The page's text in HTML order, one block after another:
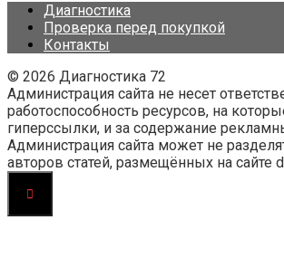
Диагностика
Проверка перед покупкой
Контакты
© 2026 Диагностика 72
Администрация сайта не несет
работоспособность ресурсов, на
гиперссылки, и за содержание
Администрация сайта может не
авторов статей, размещённых на сайте